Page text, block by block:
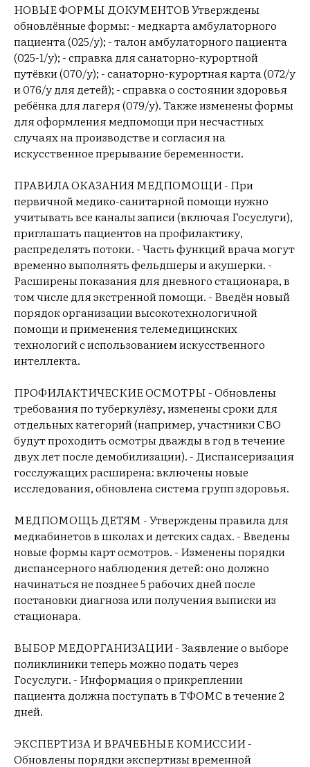
НОВЫЕ ФОРМЫ ДОКУМЕНТОВ Утверждены
обновлённые формы: - медкарта амбулаторного
пациента (025/у); - талон амбулаторного пациента
(025-1/у); - справка для санаторно-курортной
путёвки (070/у); - санаторно-курортная карта (072/у
и 076/у для детей); - справка о состоянии здоровья
ребёнка для лагеря (079/у). Также изменены формы
для оформления медпомощи при несчастных
случаях на производстве и согласия на
искусственное прерывание беременности.
ПРАВИЛА ОКАЗАНИЯ МЕДПОМОЩИ - При
первичной медико-санитарной помощи нужно
учитывать все каналы записи (включая Госуслуги),
приглашать пациентов на профилактику,
распределять потоки. - Часть функций врача могут
временно выполнять фельдшеры и акушерки. -
Расширены показания для дневного стационара, в
том числе для экстренной помощи. - Введён новый
порядок организации высокотехнологичной
помощи и применения телемедицинских
технологий с использованием искусственного
интеллекта.
ПРОФИЛАКТИЧЕСКИЕ ОСМОТРЫ - Обновлены
требования по туберкулёзу, изменены сроки для
отдельных категорий (например, участники СВО
будут проходить осмотры дважды в год в течение
двух лет после демобилизации). - Диспансеризация
госслужащих расширена: включены новые
исследования, обновлена система групп здоровья.
МЕДПОМОЩЬ ДЕТЯМ - Утверждены правила для
медкабинетов в школах и детских садах. - Введены
новые формы карт осмотров. - Изменены порядки
диспансерного наблюдения детей: оно должно
начинаться не позднее 5 рабочих дней после
постановки диагноза или получения выписки из
стационара.
ВЫБОР МЕДОРГАНИЗАЦИИ - Заявление о выборе
поликлиники теперь можно подать через
Госуслуги. - Информация о прикреплении
пациента должна поступать в ТФОМС в течение 2
дней.
ЭКСПЕРТИЗА И ВРАЧЕБНЫЕ КОМИССИИ -
Обновлены порядки экспертизы временной